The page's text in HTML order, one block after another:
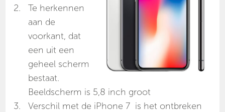
Te herkennen
aan de
voorkant, dat
een uit een
geheel scherm
bestaat.
Beeldscherm is 5,8 inch groot
Verschil met de iPhone 7 is het ontbreken